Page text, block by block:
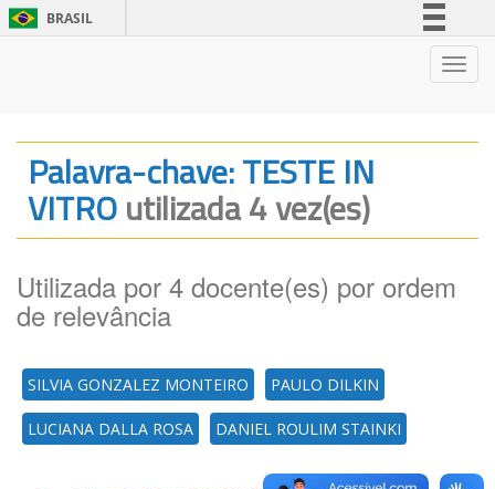
BRASIL
Legislação
Canais
Palavra-chave: TESTE IN
VITROutilizada 4 vez(es)
Utilizada por 4 docente(es) por ordem
de relevância
SILVIA GONZALEZ MONTEIRO PAULO DILKIN
LUCIANA DALLA ROSA DANIEL ROULIM STAINKI